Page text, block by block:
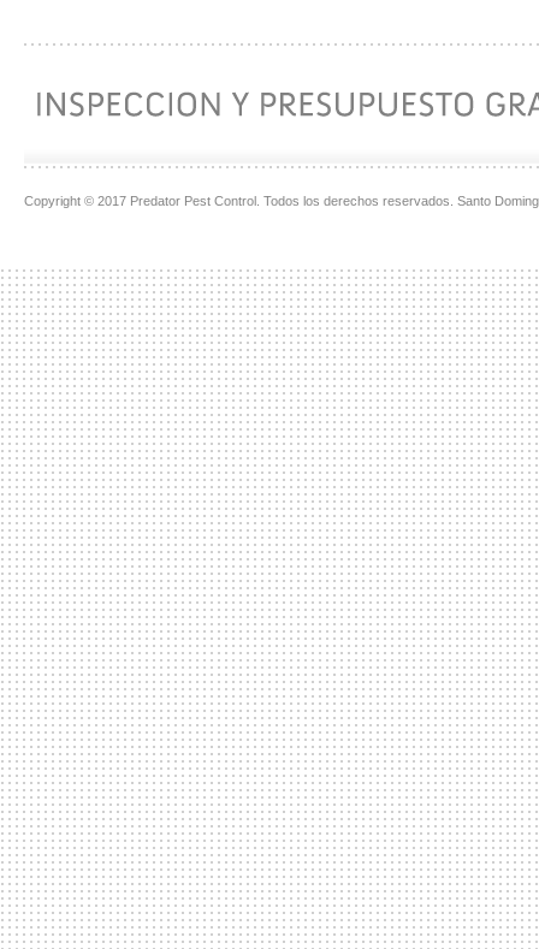
Copyright © 2017 Predator Pest Control. Todos los derechos reservados. Santo